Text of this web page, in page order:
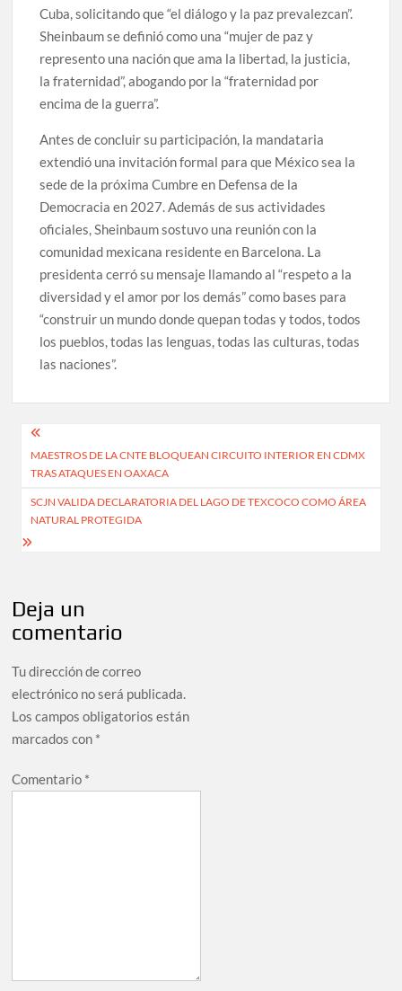
Cuba, solicitando que “el diálogo y la paz prevalezcan”.
Sheinbaum se definió como una “mujer de paz y
represento una nación que ama la libertad, la justicia,
la fraternidad”, abogando por la “fraternidad por
encima de la guerra”.
Antes de concluir su participación, la mandataria
extendió una invitación formal para que México sea la
sede de la próxima Cumbre en Defensa de la
Democracia en 2027. Además de sus actividades
oficiales, Sheinbaum sostuvo una reunión con la
comunidad mexicana residente en Barcelona. La
presidenta cerró su mensaje llamando al “respeto a la
diversidad y el amor por los demás” como bases para
“construir un mundo donde quepan todas y todos, todos
los pueblos, todas las lenguas, todas las culturas, todas
las naciones”.
Navegación
de
entradas
MAESTROS DE LA CNTE BLOQUEAN CIRCUITO INTERIOR EN CDMX
TRAS ATAQUES EN OAXACA
SCJN VALIDA DECLARATORIA DEL LAGO DE TEXCOCO COMO ÁREA
NATURAL PROTEGIDA
Deja un
comentario
Tu dirección de correo
electrónico no será publicada.
Los campos obligatorios están
marcados con *
Comentario *